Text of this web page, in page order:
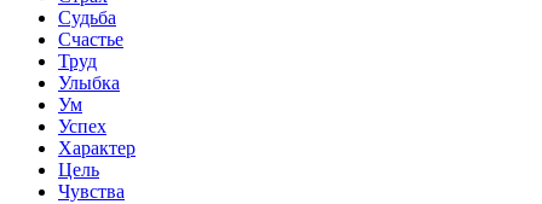
Судьба
Счастье
Труд
Улыбка
Ум
Успех
Характер
Цель
Чувства